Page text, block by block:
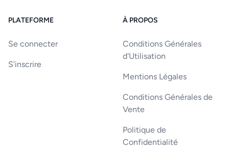
PLATEFORME
Se connecter
S'inscrire
À PROPOS
Conditions Générales
d'Utilisation
Mentions Légales
Conditions Générales de
Vente
Politique de
Confidentialité